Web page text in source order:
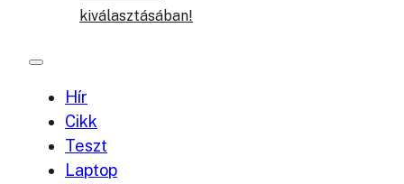
kiválasztásában!
Hír
Cikk
Teszt
Laptop